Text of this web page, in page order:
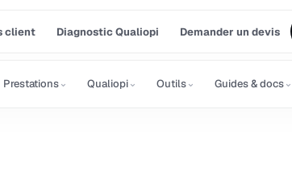
client Diagnostic Qualiopi Demander un devis
Prestations⌄ Qualiopi⌄ Outils⌄ Guides & docs⌄